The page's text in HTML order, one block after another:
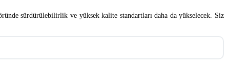
sürdürülebilirlik ve yüksek kalite standartları daha da yükselecek. Siz